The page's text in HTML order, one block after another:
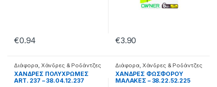
€0.94 €3.90
Διάφορα Χάνδρες & Ροδάντζες
ΧΑΝΔΡΕΣ ΠΟΛΥΧΡΩΜΕΣ
ART. 237 – 38.04.12.237
Διάφορα Χάνδρες & Ροδάντζες
ΧΑΝΔΡΕΣ ΦΩΣΦΟΡΟΥ
ΜΑΛΑΚΕΣ – 38.22.52.225